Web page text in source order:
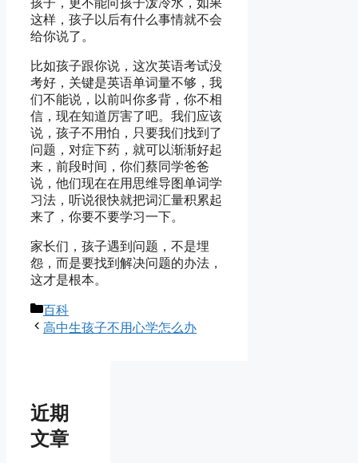
孩子，更不能向孩子泼冷水，如果
这样，孩子以后有什么事情就不会
给你说了。
比如孩子跟你说，这次英语考试没
考好，关键是英语单词量不够，我
们不能说，以前叫你多背，你不相
信，现在知道厉害了吧。我们应该
说，孩子不用怕，只要我们找到了
问题，对症下药，就可以渐渐好起
来，前段时间，你们蔡同学爸爸
说，他们现在在用思维导图单词学
习法，听说很快就把词汇量积累起
来了，你要不要学习一下。
家长们，孩子遇到问题，不是埋
怨，而是要找到解决问题的办法，
这才是根本。
分
类
百科
高中生孩子不用心学怎么办
近期
文章